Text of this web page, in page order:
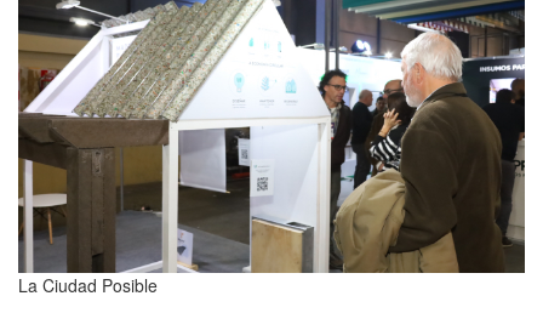
La Ciudad Posible